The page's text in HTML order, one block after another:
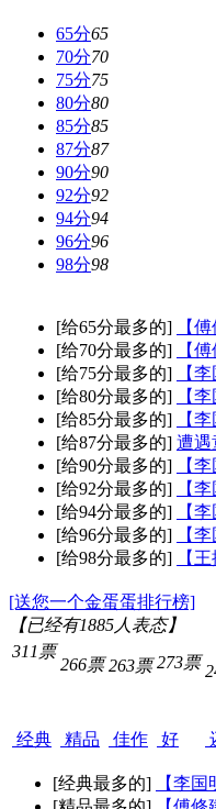
65分65
70分70
75分75
80分80
85分85
87分87
90分90
92分92
94分94
96分96
98分98
[给65分最多的]
【
[给70分最多的]
【
[给75分最多的]
【
[给80分最多的]
【
[给85分最多的]
【
[给87分最多的] 遭遇
[给90分最多的]
【
[给92分最多的]
【
[给94分最多的]
【
[给96分最多的]
【
[给98分最多的]
【
[送您一个金蛋蛋排行榜]
【已经有1885人表态】
311票
经典
266票
精品
263票
佳作
273票
好
[经典最多的]
【李